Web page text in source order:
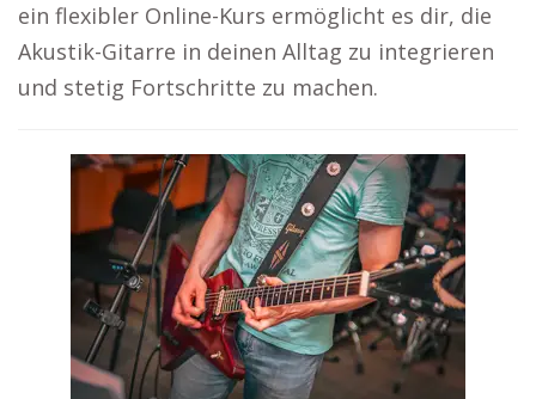
ein flexibler Online-Kurs ermöglicht es dir, die
Akustik-Gitarre in deinen Alltag zu integrieren
und stetig Fortschritte zu machen.